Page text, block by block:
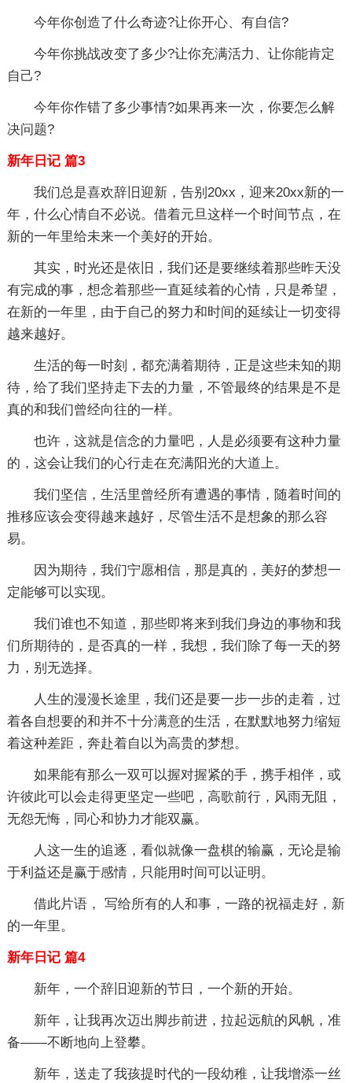
今年你创造了什么奇迹?让你开心、有自信?
今年你挑战改变了多少?让你充满活力、让你能肯定
自己?
今年你作错了多少事情?如果再来一次，你要怎么解
决问题?
新年日记 篇3
我们总是喜欢辞旧迎新，告别20xx，迎来20xx新的一
年，什么心情自不必说。借着元旦这样一个时间节点，在
新的一年里给未来一个美好的开始。
其实，时光还是依旧，我们还是要继续着那些昨天没
有完成的事，想念着那些一直延续着的心情，只是希望，
在新的一年里，由于自己的努力和时间的延续让一切变得
越来越好。
生活的每一时刻，都充满着期待，正是这些未知的期
待，给了我们坚持走下去的力量，不管最终的结果是不是
真的和我们曾经向往的一样。
也许，这就是信念的力量吧，人是必须要有这种力量
的，这会让我们的心行走在充满阳光的大道上。
我们坚信，生活里曾经所有遭遇的事情，随着时间的
推移应该会变得越来越好，尽管生活不是想象的那么容
易。
因为期待，我们宁愿相信，那是真的，美好的梦想一
定能够可以实现。
我们谁也不知道，那些即将来到我们身边的事物和我
们所期待的，是否真的一样，我想，我们除了每一天的努
力，别无选择。
人生的漫漫长途里，我们还是要一步一步的走着，过
着各自想要的和并不十分满意的生活，在默默地努力缩短
着这种差距，奔赴着自以为高贵的梦想。
如果能有那么一双可以握对握紧的手，携手相伴，或
许彼此可以会走得更坚定一些吧，高歌前行，风雨无阻，
无怨无悔，同心和协力才能双赢。
人这一生的追逐，看似就像一盘棋的输赢，无论是输
于利益还是赢于感情，只能用时间可以证明。
借此片语， 写给所有的人和事，一路的祝福走好，新
的一年里。
新年日记 篇4
新年，一个辞旧迎新的节日，一个新的开始。
新年，让我再次迈出脚步前进，拉起远航的风帆，准
备——不断地向上登攀。
新年，送走了我孩提时代的一段幼稚，让我增添一丝